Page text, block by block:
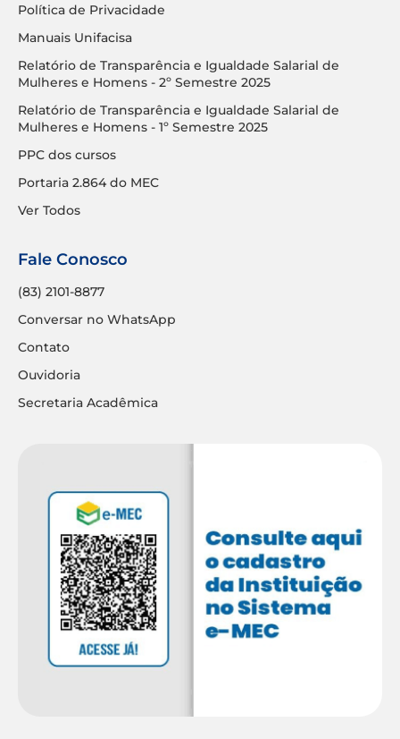
Política de Privacidade
Manuais Unifacisa
Relatório de Transparência e Igualdade Salarial de
Mulheres e Homens - 2º Semestre 2025
Relatório de Transparência e Igualdade Salarial de
Mulheres e Homens - 1º Semestre 2025
PPC dos cursos
Portaria 2.864 do MEC
Ver Todos
Fale Conosco
(83) 2101-8877
Conversar no WhatsApp
Contato
Ouvidoria
Secretaria Acadêmica